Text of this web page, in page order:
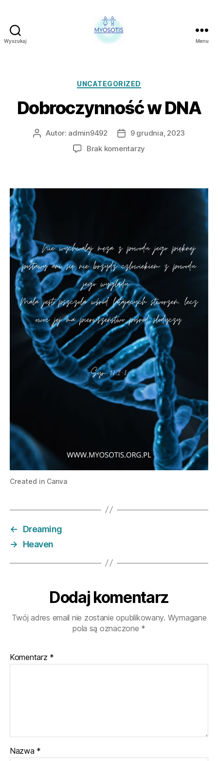
Wyszukaj
CZŁOWIEKA
POLSCE
MYOSOTIS
Menu
Kategorie
UNCATEGORIZED
Dobroczynność w DNA
AutorAutor: admin9492
Data
wpisu
9 grudnia, 2023
Brak komentarzy
Created in Canva
←
Dreaming
→
Heaven
Dodaj komentarz
Twój adres email nie zostanie opublikowany. Wymagane
pola są oznaczone *
Komentarz *
Nazwa *